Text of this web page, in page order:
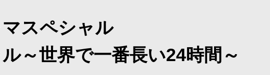
スペシャル
～世界で一番長い24時間～